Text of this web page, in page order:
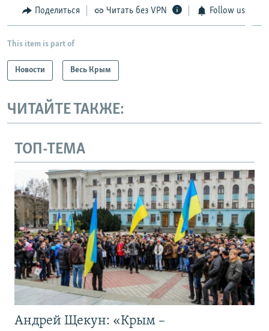
Поделиться Читать без VPN Follow us
This item is part of
Новости Весь Крым
ЧИТАЙТЕ ТАКЖЕ:
ТОП-ТЕМА
Андрей Щекун: «Крым –